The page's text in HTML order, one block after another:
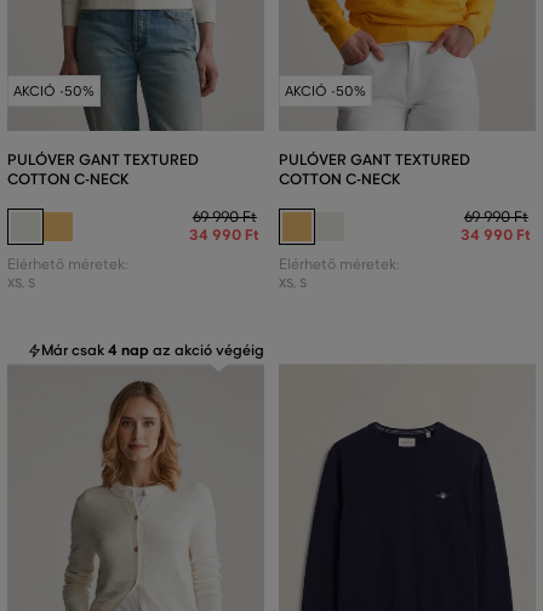
AKCIÓ -50%
PULÓVER GANT TEXTURED
COTTON C-NECK
69 990 Ft
34 990 Ft
Elérhető méretek:
XS, S
AKCIÓ -50%
PULÓVER GANT TEXTURED
COTTON C-NECK
69 990 Ft
34 990 Ft
Elérhető méretek:
XS, S
Már csak4 nap az akció végéig